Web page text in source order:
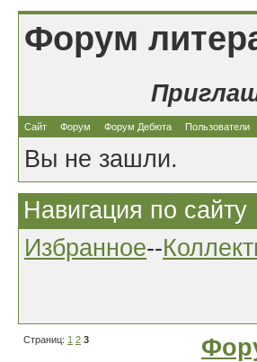
Форум
Сайт Форум Форум Дебюта Пользователи
Вы не зашли.
Навигация по сайту
Избранное--
Страниц: 1 2 3